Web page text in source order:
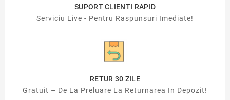
SUPORT CLIENTI RAPID
Serviciu Live - Pentru Raspunsuri Imediate!
RETUR 30 ZILE
Gratuit – De La Preluare La Returnarea In Depozit!